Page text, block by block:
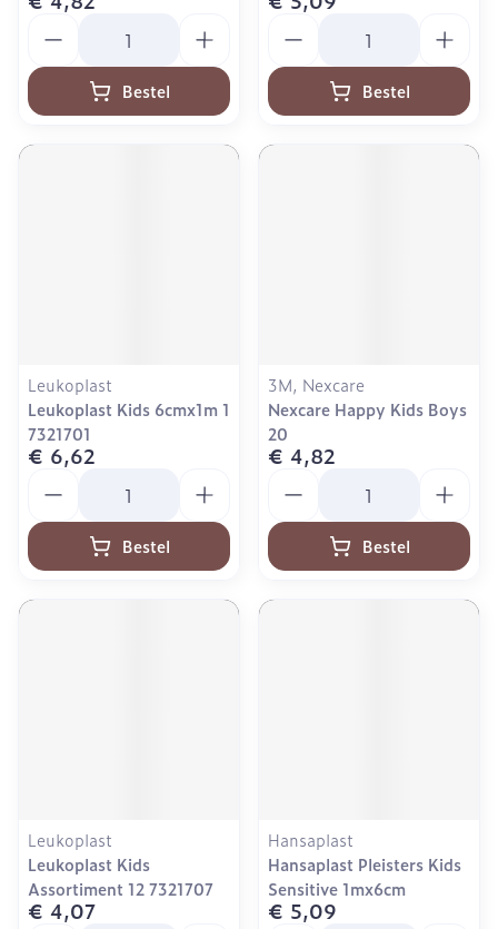
Bestel Bestel
Leukoplast
Leukoplast Kids 6cmx1m 1
7321701
€ 6,62
Bestel
3M, Nexcare
Nexcare Happy Kids Boys
20
€ 4,82
Bestel
Leukoplast
Leukoplast Kids
Assortiment 12 7321707
€ 4,07
Hansaplast
Hansaplast Pleisters Kids
Sensitive 1mx6cm
€ 5,09